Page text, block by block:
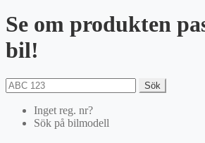
Se om produkten
bil!
Sök
Inget reg. nr?
Sök på bilmodell